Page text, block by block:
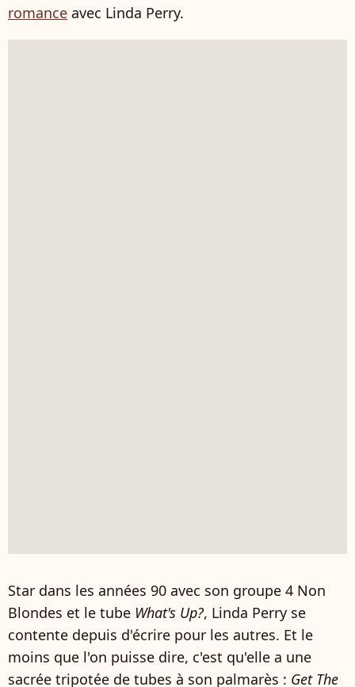
romance avec Linda Perry.
Star dans les années 90 avec son groupe 4 Non
Blondes et le tube What's Up?, Linda Perry se
contente depuis d'écrire pour les autres. Et le
moins que l'on puisse dire, c'est qu'elle a une
sacrée tripotée de tubes à son palmarès : Get The